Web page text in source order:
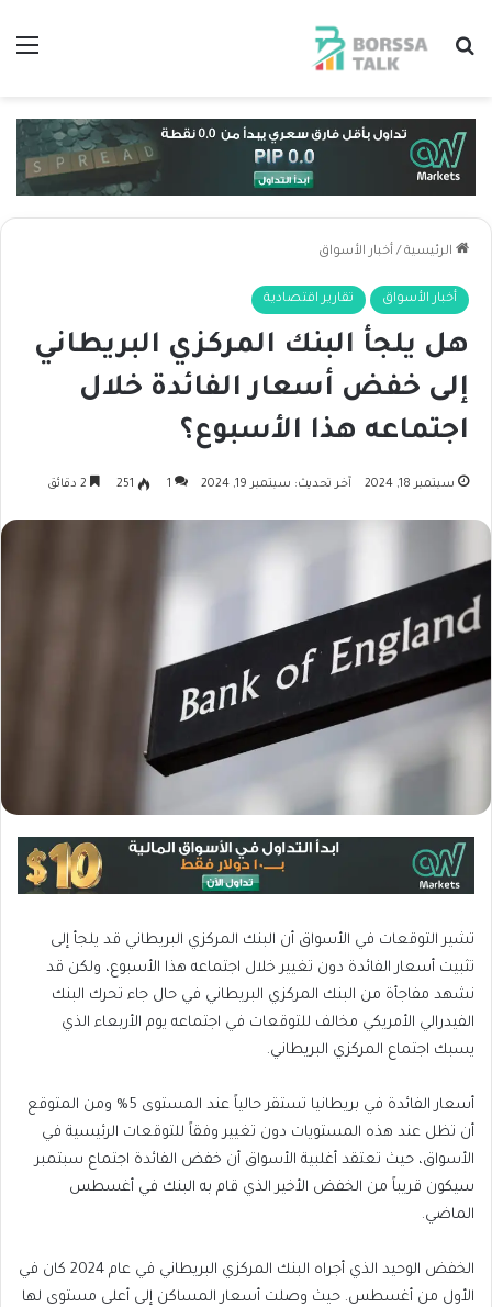
بحث عن
الرئيسية / أخبار الأسواق
أخبار الأسواق تقارير اقتصادية
هل يلجأ البنك المركزي البريطاني
إلى خفض أسعار الفائدة خلال
اجتماعه هذا الأسبوع؟
سبتمبر 18, 2024 آخر تحديث: سبتمبر 19, 2024 1
251
تشير التوقعات في الأسواق أن البنك المركزي البريطاني قد يلجأ إلى
تثبيت أسعار الفائدة دون تغيير خلال اجتماعه هذا الأسبوع، ولكن قد
نشهد مفاجأة من البنك المركزي البريطاني في حال جاء تحرك البنك
الفيدرالي الأمريكي مخالف للتوقعات في اجتماعه يوم الأربعاء الذي
يسبك اجتماع المركزي البريطاني.
أسعار الفائدة في بريطانيا تستقر حالياً عند المستوى 5% ومن المتوقع
أن تظل عند هذه المستويات دون تغيير وفقاً للتوقعات الرئيسية في
الأسواق، حيث تعتقد أغلبية الأسواق أن خفض الفائدة اجتماع سبتمبر
سيكون قريباً من الخفض الأخير الذي قام به البنك في أغسطس
الماضي.
الخفض الوحيد الذي أجراه البنك المركزي البريطاني في عام 2024 كان في
الأول من أغسطس. حيث وصلت أسعار المساكن إلى أعلى مستوى لها